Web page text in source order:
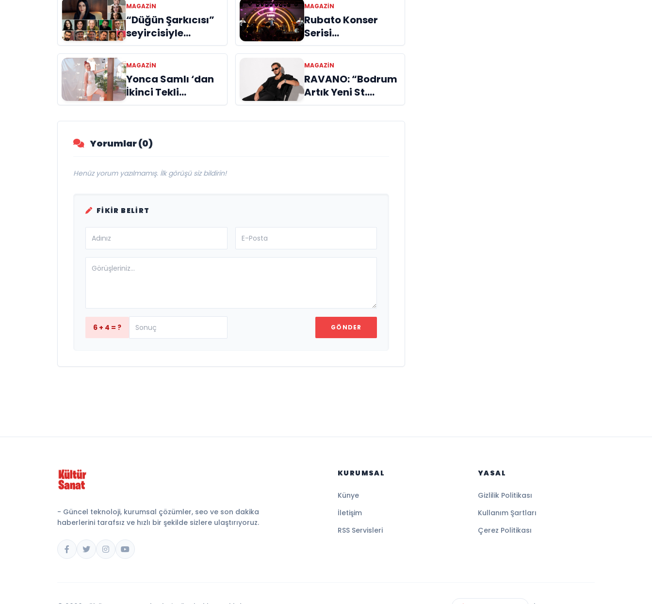
MAGAZIN
“Düğün Şarkıcısı”
seyircisiyle
buluşmak için gün
sayıyor
MAGAZIN
Rubato Konser
Serisi
Müzikseverlerle
Buluşmaya Devam
Ediyor
MAGAZIN
Yonca Samlı ‘dan
İkinci Tekli
“Donacaksın
Sevgilim “
MAGAZIN
RAVANO: “Bodrum
Artık Yeni St.
Tropez Değil, Kendi
Başına Bir
Yorumlar (0)
Henüz yorum yazılmamış. İlk görüşü siz bildirin!
FIKIR BELIRT
6 + 4 = ? GÖNDER
- Güncel teknoloji, kurumsal çözümler, seo ve son dakika
haberlerini tarafsız ve hızlı bir şekilde sizlere ulaştırıyoruz.
KURUMSAL
Künye
İletişim
RSS Servisleri
YASAL
Gizlilik Politikası
Kullanım Şartları
Çerez Politikası